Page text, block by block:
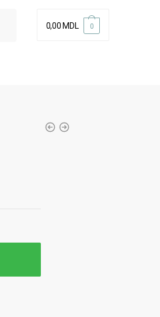
0,00 MDL 0